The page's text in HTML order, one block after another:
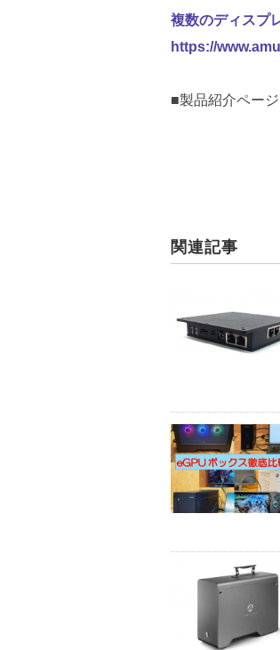
複数のディスプ
https://
■製品紹介ページ
関連記事